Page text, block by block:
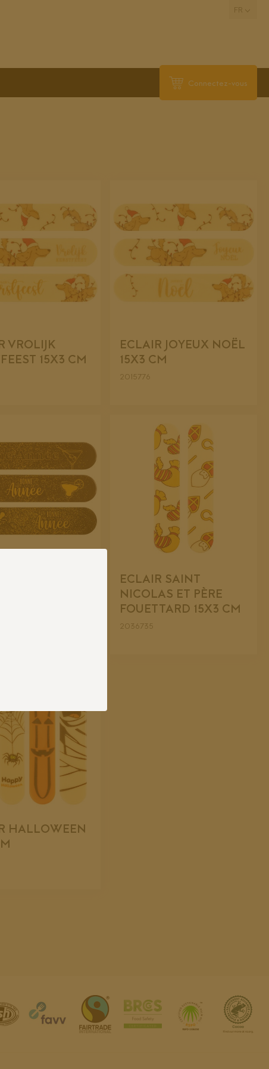
FR
Connectez-vous
VROLIJK
15X3 CM
ECLAIR JOYEUX NOËL
15X3 CM
2015776
ECLAIR SAINT
NICOLAS ET PÈRE
FOUETTARD 15X3 CM
2036735
HALLOWEEN